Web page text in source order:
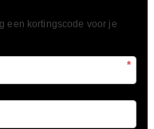
een kortingscode voor je
*